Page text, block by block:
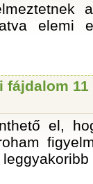
elemi
fájdalom 11
el,